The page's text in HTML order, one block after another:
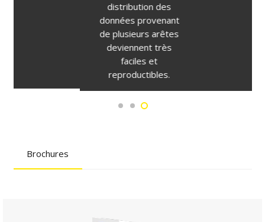
données provenant
de plusieurs arêtes
Brochures